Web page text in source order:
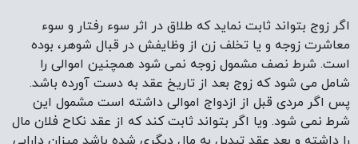
اگر زوج بتواند ثابت نماید که طلاق در اثر سوء رفتار و سوء
معاشرت زوجه و یا تخلف زن از وظایفش در قبال شوهر، بوده
است. شرط نصف مشمول زوجه نمی شود همچنین اموالی را
شامل می شود که زوج بعد از تاریخ عقد به دست آورده باشد.
پس اگر مردی قبل از ازدواج اموالی داشته است مشمول این
شرط نمی شود. ویا اگر بتواند ثابت کند که از عقد نکاح فلان مال